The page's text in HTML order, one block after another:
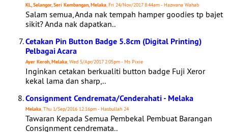
KL, Selangor, Seri Kembangan, Melaka, Fri 24/Nov/2017 8:44am - Hazwana Wahab
Salam semua, Anda nak tempah hamper goodies tp bajet
sikit? Anda nak dapatkan..
Cetakan Pin Button Badge 5.8cm (Digital Printing)
Pelbagai Acara
Ayer Keroh, Melaka, Wed 5/Apr/2017 2:05pm - Ms Pixie
Inginkan cetakan berkualiti button badge Fuji Xeror
kekal lama dan sharp,..
Consignment Cendremata/Cenderahati - Melaka
Melaka, Thu 1/Sep/2016 12:16pm - Hasbullah 24
Tawaran Kepada Semua Pembekal Pembuat Barangan
Consignment cendremata..